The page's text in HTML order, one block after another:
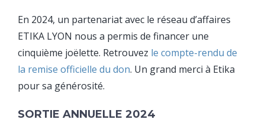
En 2024, un partenariat avec le réseau d’affaires
ETIKA LYON nous a permis de financer une
cinquième joëlette. Retrouvez le compte-rendu de
la remise officielle du don. Un grand merci à Etika
pour sa générosité.
SORTIE ANNUELLE 2024